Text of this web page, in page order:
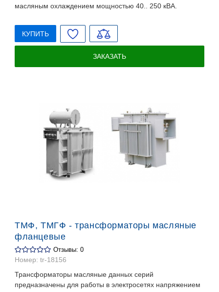
масляным охлаждением мощностью 40.. 250 кВА.
КУПИТЬ
ЗАКАЗАТЬ
ТМФ, ТМГФ - трансформаторы масляные
фланцевые
Отзывы: 0
Номер: tr-18156
Трансформаторы масляные данных серий
предназначены для работы в электросетях напряжением